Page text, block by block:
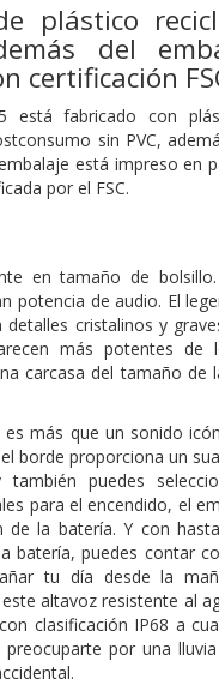
plástico
del
certificación
está fabricado con
sin PVC,
está impreso en
por el FSC.
en tamaño de
potencia de audio. El
detalles cristalinos y
más potentes de
carcasa del tamaño de
más que un sonido
borde proporciona un
también puedes
para el encendido, el
de la batería. Y con
batería, puedes contar
tu día desde la
altavoz resistente al
clasificación IP68 a
por una